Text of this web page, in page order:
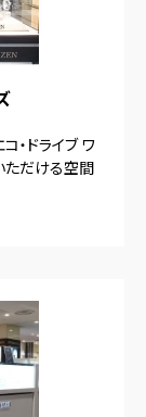
・ドライブ ワ
ただける空間